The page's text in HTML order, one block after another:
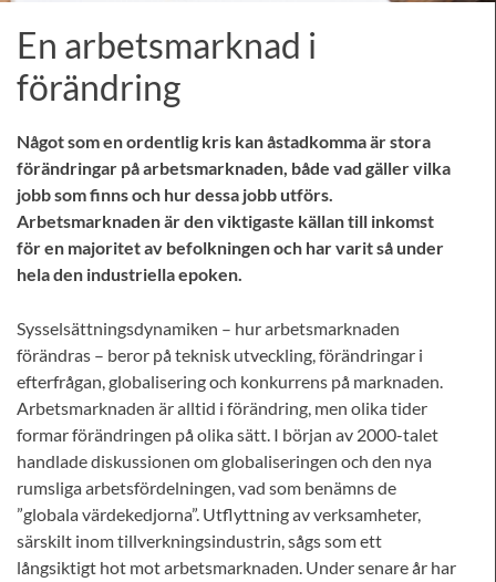
En arbetsmarknad i
förändring
Något som en ordentlig kris kan åstadkomma är stora
förändringar på arbetsmarknaden, både vad gäller vilka
jobb som finns och hur dessa jobb utförs.
Arbetsmarknaden är den viktigaste källan till inkomst
för en majoritet av befolkningen och har varit så under
hela den industriella epoken.
Sysselsättningsdynamiken – hur arbetsmarknaden
förändras – beror på teknisk utveckling, förändringar i
efterfrågan, globalisering och konkurrens på marknaden.
Arbetsmarknaden är alltid i förändring, men olika tider
formar förändringen på olika sätt. I början av 2000-talet
handlade diskussionen om globaliseringen och den nya
rumsliga arbetsfördelningen, vad som benämns de
”globala värdekedjorna”. Utflyttning av verksamheter,
särskilt inom tillverkningsindustrin, sågs som ett
långsiktigt hot mot arbetsmarknaden. Under senare år har